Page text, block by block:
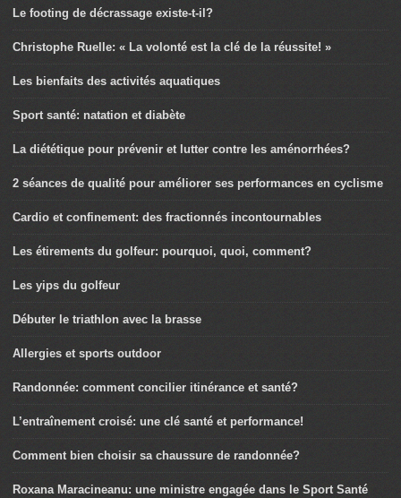
Le footing de décrassage existe-t-il?
Christophe Ruelle: « La volonté est la clé de la réussite! »
Les bienfaits des activités aquatiques
Sport santé: natation et diabète
La diététique pour prévenir et lutter contre les aménorrhées?
2 séances de qualité pour améliorer ses performances en cyclisme
Cardio et confinement: des fractionnés incontournables
Les étirements du golfeur: pourquoi, quoi, comment?
Les yips du golfeur
Débuter le triathlon avec la brasse
Allergies et sports outdoor
Randonnée: comment concilier itinérance et santé?
L’entraînement croisé: une clé santé et performance!
Comment bien choisir sa chaussure de randonnée?
Roxana Maracineanu: une ministre engagée dans le Sport Santé